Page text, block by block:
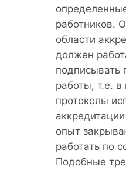
работников.
области
должен
подписывать
работы, т.е.
протоколы
опыт
работать по
Подобные